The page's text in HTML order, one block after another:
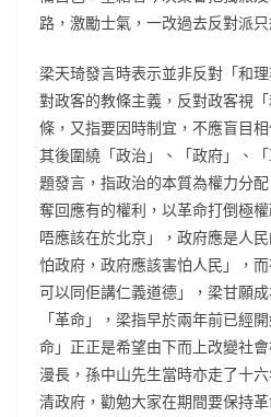
路，激勵士氣，一改過去反對派
梁天琦發言時表示並非反對「和
對政客的教條主義，反對政客視
條，又指要因時制宜，不應盲目
其後圍繞「政治」、「政府」、
題發言，指政治的本質為權力分
奪回應有的權利，以革命打倒極
唔應該在於北京」，政府應是人
怕政府，政府應該害怕人民」，
可以同佢講仁義道德」，梁甘願
「革命」，梁指早於兩年前已經
命」正正是希望由下而上改變社
漫長，孫中山先生當時亦走了十
清政府，勸勉大家在期間要保持